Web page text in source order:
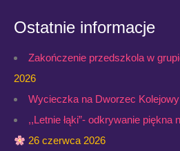
Ostatnie informacje
Zakończenie przedszkola w
2026
Wycieczka na Dworzec Kolejowy
,,Letnie łąki”- odkrywanie
26 czerwca 2026